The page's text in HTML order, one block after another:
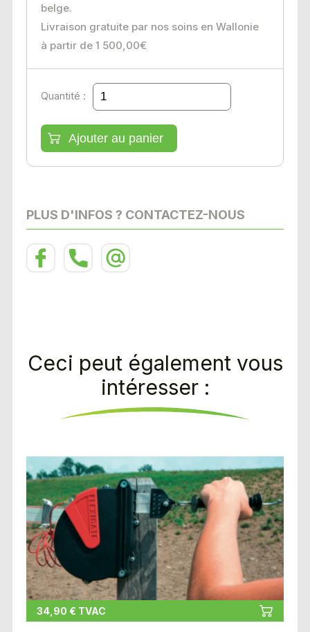
belge.
Livraison gratuite par nos soins en Wallonie
à partir de 1 500,00€
Quantité :
PLUS D'INFOS ? CONTACTEZ-NOUS
Ceci peut également vous
intéresser :
34,90 € TVAC